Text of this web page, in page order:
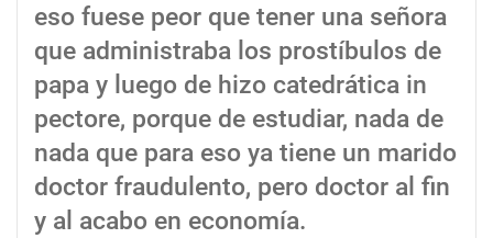
eso fuese peor que tener una señora
que administraba los prostíbulos de
papa y luego de hizo catedrática in
pectore, porque de estudiar, nada de
nada que para eso ya tiene un marido
doctor fraudulento, pero doctor al fin
y al acabo en economía.